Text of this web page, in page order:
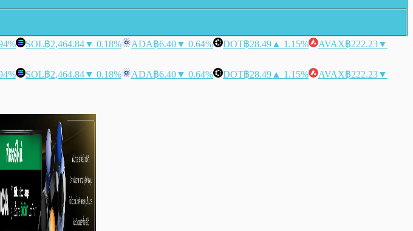
SOL฿2,464.84▼ 0.18% ADA฿6.40▼ 0.64% DOT฿28.49 ▲ 1.15% AVAX฿222.23▼
SOL฿2,464.84▼ 0.18% ADA฿6.40▼ 0.64% DOT฿28.49 ▲ 1.15% AVAX฿222.23▼